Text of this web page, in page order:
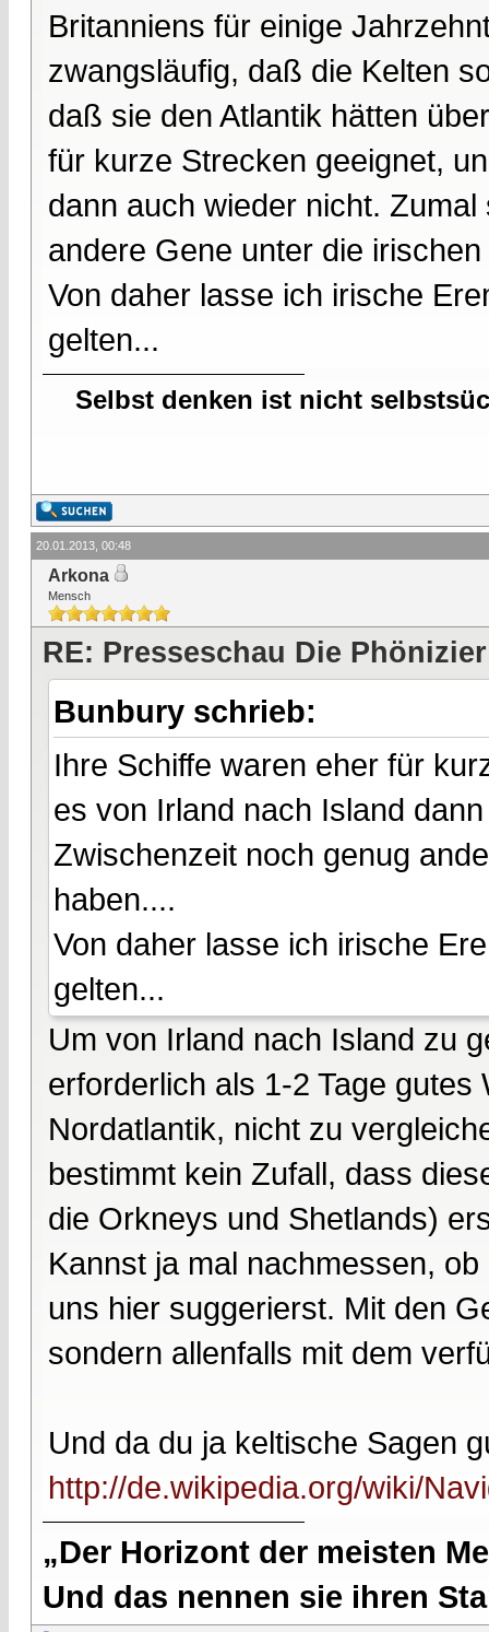
Britanniens für einige
zwangsläufig, daß die Kelten
daß sie den Atlantik hätten
für kurze Strecken geeignet,
dann auch wieder nicht.
andere Gene unter die
Von daher lasse ich irische
gelten...
Selbst denken ist nicht
20.01.2013, 00:48
Arkona
Mensch
RE: Presseschau Die
Bunbury schrieb:
Ihre Schiffe waren eher für
es von Irland nach Island
Zwischenzeit noch genug
haben....
Von daher lasse ich irische
gelten...
Um von Irland nach Island zu
erforderlich als 1-2 Tage
Nordatlantik, nicht zu
bestimmt kein Zufall, dass
die Orkneys und Shetlands)
Kannst ja mal nachmessen,
uns hier suggerierst. Mit den
sondern allenfalls mit dem
Und da du ja keltische Sagen
http://de.wikipedia.org/wiki/
„Der Horizont der meisten
Und das nennen sie ihren